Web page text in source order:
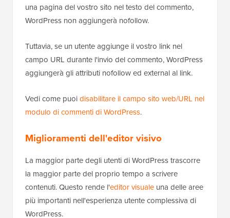
una pagina del vostro sito nel testo del commento,
WordPress non aggiungerà nofollow.
Tuttavia, se un utente aggiunge il vostro link nel
campo URL durante l'invio del commento, WordPress
aggiungerà gli attributi nofollow ed external al link.
Vedi come puoidisabilitare il campo sito web/URL nel
modulo di commenti di WordPress.
Miglioramenti dell'editor visivo
La maggior parte degli utenti di WordPress trascorre
la maggior parte del proprio tempo a scrivere
contenuti. Questo rende l'editor visuale una delle aree
più importanti nell'esperienza utente complessiva di
WordPress.